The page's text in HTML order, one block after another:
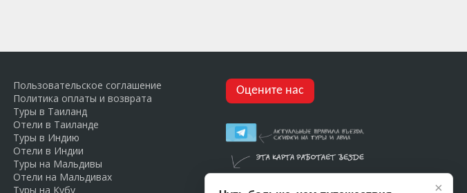
Пользовательское соглашение
Политика оплаты и возврата
Туры в Таиланд
Отели в Таиланде
Туры в Индию
Отели в Индии
Туры на Мальдивы
Отели на Мальдивах
Туры на Кубу
Оцените нас
×